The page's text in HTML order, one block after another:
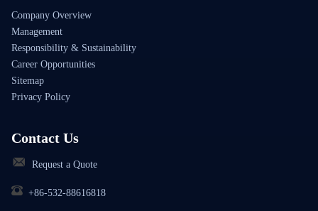
Company Overview
Management
Responsibility & Sustainability
Career Opportunities
Sitemap
Privacy Policy
Contact Us
Request a Quote
+86-532-88616818